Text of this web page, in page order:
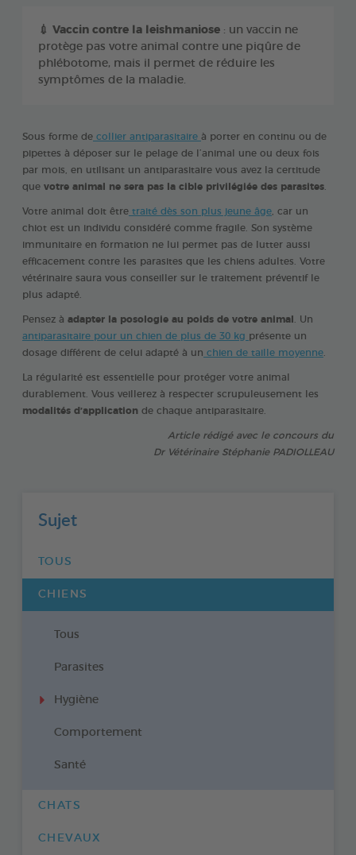
💉 Vaccin contre la leishmaniose : un vaccin ne
protège pas votre animal contre une piqûre de
phlébotome, mais il permet de réduire les
symptômes de la maladie.
Sous forme de collier antiparasitaire à porter en continu ou de
pipettes à déposer sur le pelage de l’animal une ou deux fois
par mois, en utilisant un antiparasitaire vous avez la certitude
que votre animal ne sera pas la cible privilégiée des parasites
Votre animal doit être traité dès son plus jeune âge , car un
chiot est un individu considéré comme fragile. Son système
immunitaire en formation ne lui permet pas de lutter aussi
efficacement contre les parasites que les chiens adultes. Votre
vétérinaire saura vous conseiller sur le traitement préventif le
plus adapté.
Pensez à adapter la posologie au poids de votre animal
. Un
antiparasitaire pour un chien de plus de 30 kg présente un
dosage différent de celui adapté à un chien de taille moyenne
La régularité est essentielle pour protéger votre animal
durablement. Vous veillerez à respecter scrupuleusement les
modalités d’application de chaque antiparasitaire.
Article rédigé avec le concours du
Dr Vétérinaire Stéphanie PADIOLLEAU
Sujet
TOUS
CHIENS
Tous
Parasites
Hygiène
Comportement
Santé
CHATS
CHEVAUX